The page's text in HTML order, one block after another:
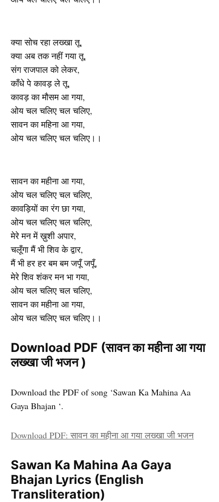
क्या सोच रहा लख्खा तू,
क्या अब तक नहीं गया तू,
संग राजपाल को लेकर,
काँधे पे कावड़ ले तू,
कावड़ का मौसम आ गया,
ओय चल चलिए चल चलिए,
सावन का महिना आ गया,
ओय चल चलिए चल चलिए।।
सावन का महीना आ गया,
ओय चल चलिए चल चलिए,
कावड़ियों का रंग छा गया,
ओय चल चलिए चल चलिए,
मेरे मन में ख़ुशी अपार,
चलूँगा मैं भी शिव के द्वार,
मैं भी हर हर बम बम जपूँ जपूँ,
मेरे शिव शंकर मन भा गया,
ओय चल चलिए चल चलिए,
सावन का महीना आ गया,
ओय चल चलिए चल चलिए।।
Download PDF (सावन का महीना आ गया
लख्खा जी भजन )
Download the PDF of song ‘Sawan Ka Mahina Aa
Gaya Bhajan ‘.
Download PDF: सावन का महीना आ गया लख्खा जी भजन
Sawan Ka Mahina Aa Gaya
Bhajan Lyrics (English
Transliteration)